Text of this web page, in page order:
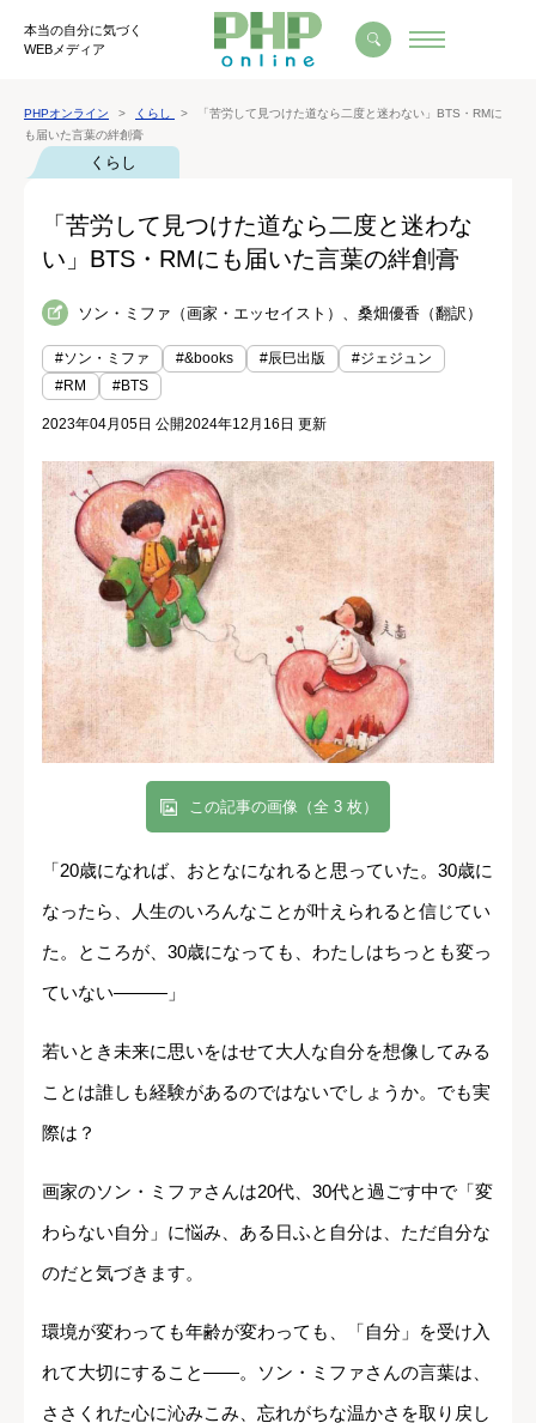
本当の自分に気づく
WEBメディア
PHPオンライン くらし
「苦労して見つけた道なら二度と迷わない」BTS・RMに
も届いた言葉の絆創膏
くらし
「苦労して見つけた道なら二度と迷わな
い」BTS・RMにも届いた言葉の絆創膏
ソン・ミファ（画家・エッセイスト）、桑畑優香（翻訳）
#ソン・ミファ #&books #辰巳出版
#ジェジュン
#RM
#BTS
2023年04月05日 公開2024年12月16日 更新
この記事の画像（全 3 枚）
「20歳になれば、おとなになれると思っていた。30歳に
なったら、人生のいろんなことが叶えられると信じてい
た。ところが、30歳になっても、わたしはちっとも変っ
ていない―――」
若いとき未来に思いをはせて大人な自分を想像してみる
ことは誰しも経験があるのではないでしょうか。でも実
際は？
画家のソン・ミファさんは20代、30代と過ごす中で「変
わらない自分」に悩み、ある日ふと自分は、ただ自分な
のだと気づきます。
環境が変わっても年齢が変わっても、「自分」を受け入
れて大切にすること――。ソン・ミファさんの言葉は、
ささくれた心に沁みこみ、忘れがちな温かさを取り戻し